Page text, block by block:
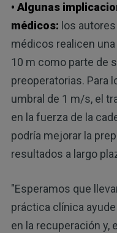
• Algunas
médicos: los
médicos realicen
10 m como parte de
preoperatorias. Para
umbral de 1 m/s, el
en la fuerza de la
podría mejorar la
resultados a largo
"Esperamos que
práctica clínica
en la recuperación y,